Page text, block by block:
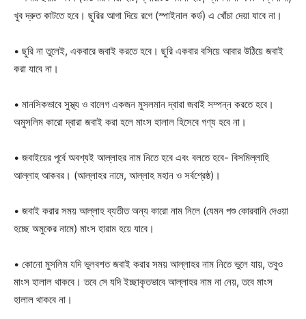
খুব দ্রুত কাটতে হবে। ছুরির আগা দিয়ে রগে (স্পাইনাল কর্ড) এ খোঁচা দেয়া যাবে না।
• ছুরি না তুলেই, একবারে জবাই করতে হবে। ছুরি একবার বসিয়ে আবার উঠিয়ে জবাই
করা যাবে না।
• মানসিকভাবে সুস্থ্য ও বালেগ একজন মুসলমান দ্বারা জবাই সম্পন্ন করতে হবে।
অমুসলিম কারো দ্বারা জবাই করা হলে মাংস হালাল হিসেবে গণ্য হবে না।
• জবাইয়ের পূর্বে অবশ্যই আল্লাহর নাম নিতে হবে এবং বলতে হবে- বিসমিল্লাহি
আল্লাহ আকবর। (আল্লাহর নামে, আল্লাহ মহান ও সর্বশ্রেষ্ঠ)।
• জবাই করার সময় আল্লাহ ব্যতীত অন্য কারো নাম নিলে (যেমন পশু কোরবানি দেওয়া
হচ্ছে অমুকের নামে) মাংস হারাম হয়ে যাবে।
• কোনো মুসলিম যদি ভুলবশত জবাই করার সময় আল্লাহর নাম নিতে ভুলে যায়, তবুও
মাংস হালাল থাকবে। তবে সে যদি ইচ্ছাকৃতভাবে আল্লাহর নাম না নেয়, তবে মাংস
হালাল থাকবে না।